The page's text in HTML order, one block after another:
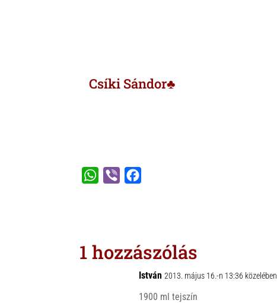
Csíki Sándor♣
W
A
o
o
k
1 hozzászólás
István 2013. május 16.-n 13:36 közelében
1900 ml tejszín